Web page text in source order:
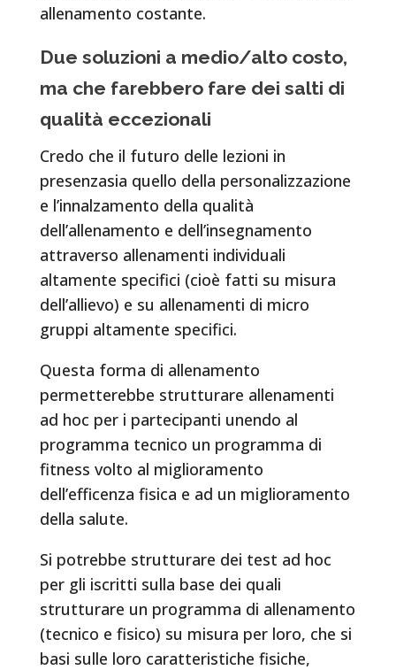
allenamento costante.
Due soluzioni a medio/alto costo,
ma che farebbero fare dei salti di
qualità eccezionali
Credo che il futuro delle lezioni in
presenzasia quello della personalizzazione
e l’innalzamento della qualità
dell’allenamento e dell’insegnamento
attraverso allenamenti individuali
altamente specifici (cioè fatti su misura
dell’allievo) e su allenamenti di micro
gruppi altamente specifici.
Questa forma di allenamento
permetterebbe strutturare allenamenti
ad hoc per i partecipanti unendo al
programma tecnico un programma di
fitness volto al miglioramento
dell’efficenza fisica e ad un miglioramento
della salute.
Si potrebbe strutturare dei test ad hoc
per gli iscritti sulla base dei quali
strutturare un programma di allenamento
(tecnico e fisico) su misura per loro, che si
basi sulle loro caratteristiche fisiche,